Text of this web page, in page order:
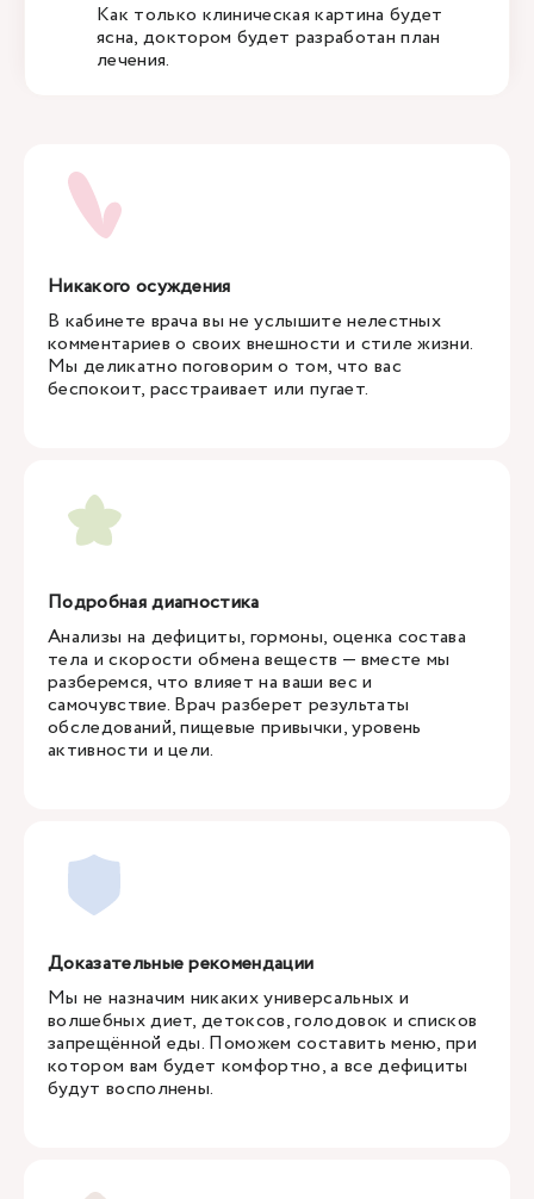
Как только клиническая картина будет
ясна, доктором будет разработан план
лечения.
Никакого осуждения
В кабинете врача вы не услышите нелестных
комментариев о своих внешности и стиле жизни.
Мы деликатно поговорим о том, что вас
беспокоит, расстраивает или пугает.
Подробная диагностика
Анализы на дефициты, гормоны, оценка состава
тела и скорости обмена веществ — вместе мы
разберемся, что влияет на ваши вес и
самочувствие. Врач разберет результаты
обследований, пищевые привычки, уровень
активности и цели.
Доказательные рекомендации
Мы не назначим никаких универсальных и
волшебных диет, детоксов, голодовок и списков
запрещённой еды. Поможем составить меню, при
котором вам будет комфортно, а все дефициты
будут восполнены.